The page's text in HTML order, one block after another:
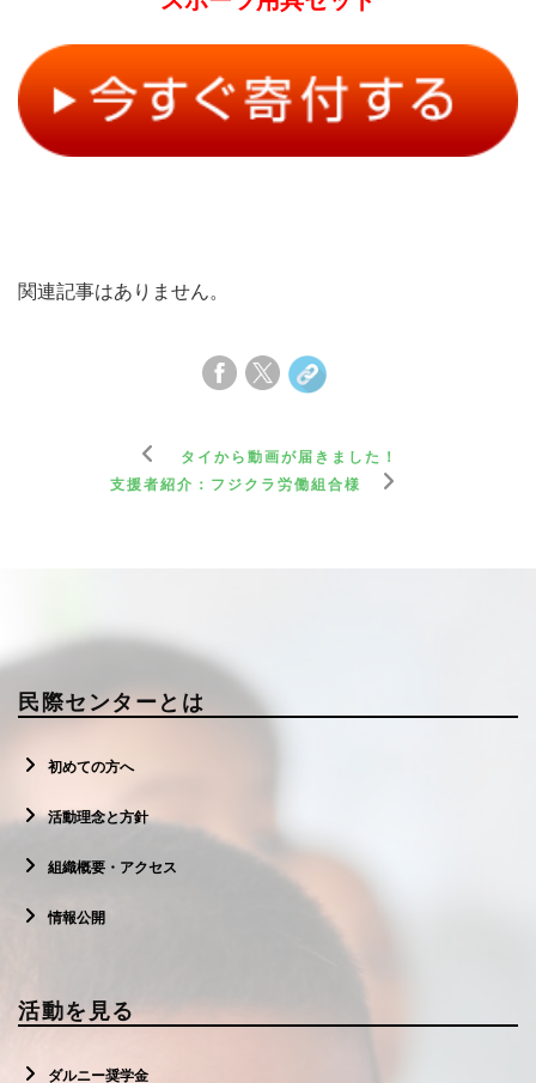
関連記事はありません。
タイから動画が届きました！
支援者紹介：フジクラ労働組合様
民際センターとは
初めての方へ
活動理念と方針
組織概要・アクセス
情報公開
活動を見る
ダルニー奨学金